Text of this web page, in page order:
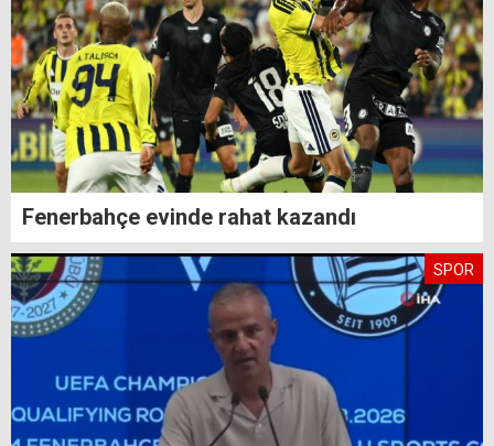
Fenerbahçe evinde rahat kazandı
SPOR